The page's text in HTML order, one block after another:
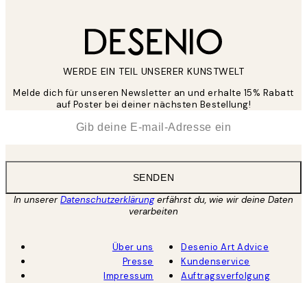
WERDE EIN TEIL UNSERER KUNSTWELT
Melde dich für unseren Newsletter an und erhalte 15% Rabatt
auf Poster bei deiner nächsten Bestellung!
SENDEN
In unsererDatenschutzerklärungerfährst du, wie wir deine Daten
verarbeiten
Über uns
Presse
Impressum
Desenio Art Advice
Kundenservice
Auftragsverfolgung